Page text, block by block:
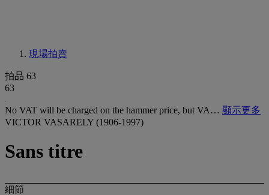
現場拍賣
拍品 63
63
No VAT will be charged on the hammer price, but VA… 顯示更多
VICTOR VASARELY (1906-1997)
Sans titre
細節